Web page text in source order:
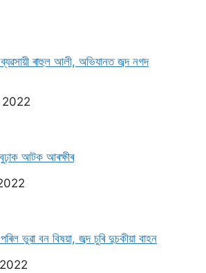
ৰাহুল আলী, অভিযানত জব্দ নগদ
আটক আৰক্ষীৰ
ভুৱা বন বিষয়া, জব্দ চুৰি দুচকীয়া বাহন